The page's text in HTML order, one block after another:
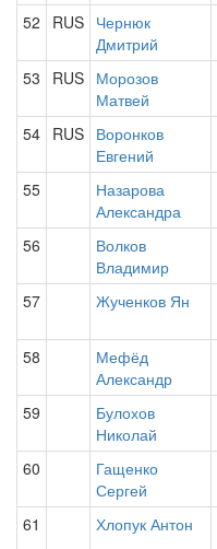
52 RUS Чернюк
Дмитрий
53 RUS Морозов
Матвей
54 RUS Воронков
Евгений
55
Назарова
Александра
56
Волков
Владимир
57 Жученков Ян
58
Мефёд
Александр
59
Булохов
Николай
60
Гащенко
Сергей
61 Хлопук Антон